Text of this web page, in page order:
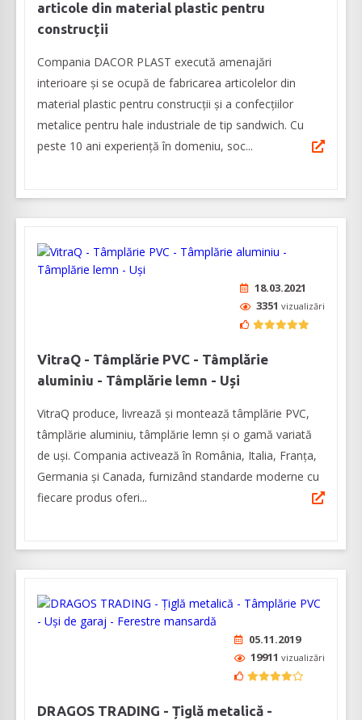
articole din material plastic pentru
construcții
Compania DACOR PLAST execută amenajări
interioare și se ocupă de fabricarea articolelor din
material plastic pentru construcții și a confecțiilor
metalice pentru hale industriale de tip sandwich. Cu
peste 10 ani experiență în domeniu, soc...
18.03.2021
3351 vizualizări
VitraQ - Tâmplărie PVC - Tâmplărie
aluminiu - Tâmplărie lemn - Uși
VitraQ produce, livrează și montează tâmplărie PVC,
tâmplărie aluminiu, tâmplărie lemn și o gamă variată
de uși. Compania activează în România, Italia, Franța,
Germania și Canada, furnizând standarde moderne cu
fiecare produs oferi...
05.11.2019
19911 vizualizări
DRAGOS TRADING - Țiglă metalică -